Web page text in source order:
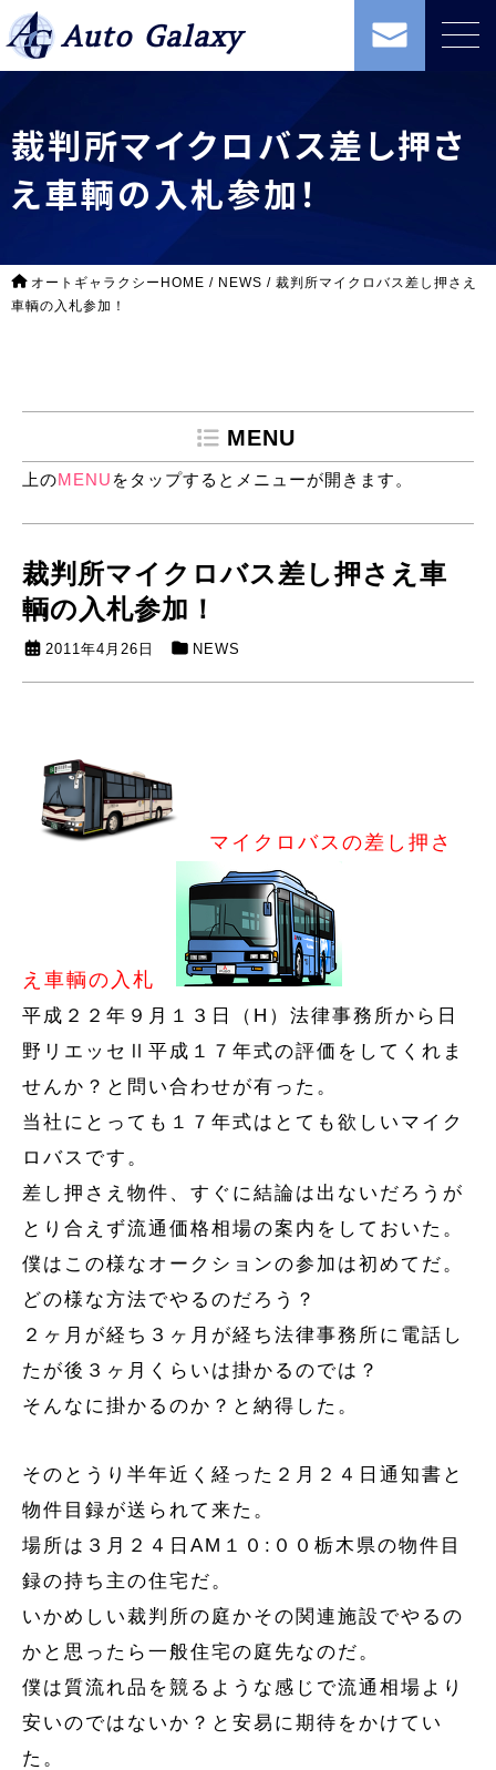
Auto Galaxy
裁判所マイクロバス差し押さ
え車輌の入札参加！
オートギャラクシーHOME / NEWS / 裁判所マイクロバス差し押さえ
車輌の入札参加！
MENU
上のMENU をタップするとメニューが開きます。
裁判所マイクロバス差し押さえ車
輌の入札参加！
2011年4月26日 NEWS
マイクロバスの差し押さ
え車輌の入札
平成２２年９月１３日（H）法律事務所から日
野リエッセⅡ平成１７年式の評価をしてくれま
せんか？と問い合わせが有った。
当社にとっても１７年式はとても欲しいマイク
ロバスです。
差し押さえ物件、すぐに結論は出ないだろうが
とり合えず流通価格相場の案内をしておいた。
僕はこの様なオークションの参加は初めてだ。
どの様な方法でやるのだろう？
２ヶ月が経ち３ヶ月が経ち法律事務所に電話し
たが後３ヶ月くらいは掛かるのでは？
そんなに掛かるのか？と納得した。
そのとうり半年近く経った２月２４日通知書と
物件目録が送られて来た。
場所は３月２４日AM１０:００栃木県の物件目
録の持ち主の住宅だ。
いかめしい裁判所の庭かその関連施設でやるの
かと思ったら一般住宅の庭先なのだ。
僕は質流れ品を競るような感じで流通相場より
安いのではないか？と安易に期待をかけてい
た。